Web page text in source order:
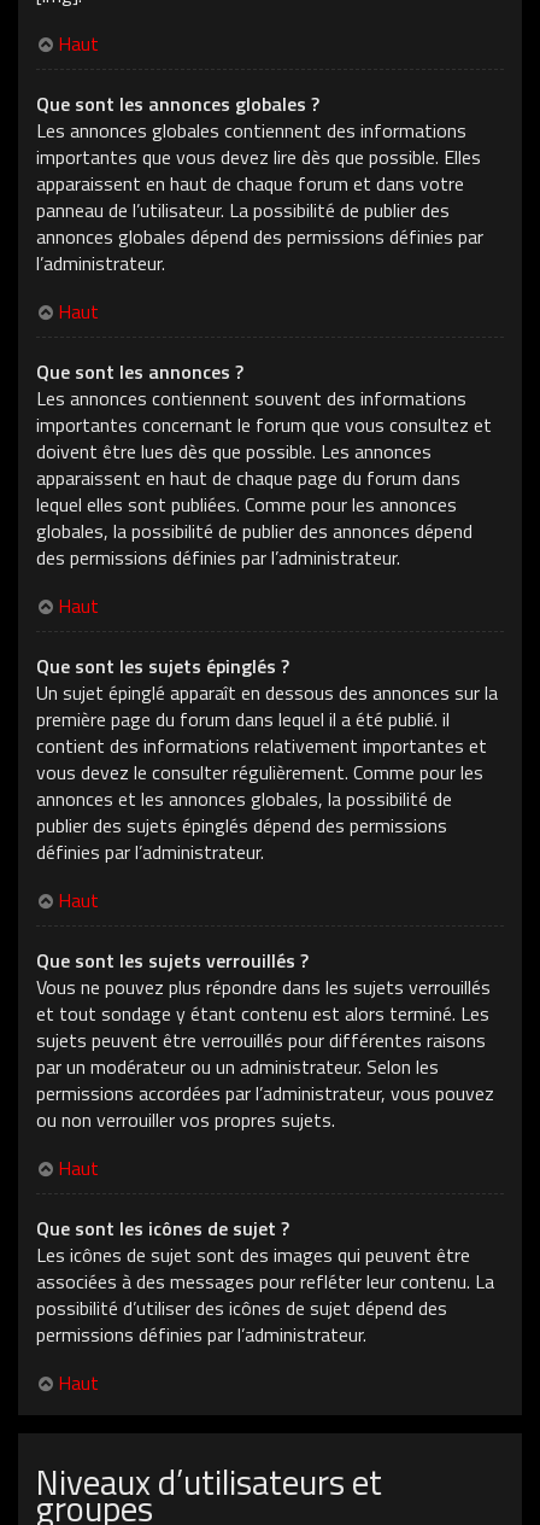
Haut
Que sont les annonces globales ?
Les annonces globales contiennent des informations
importantes que vous devez lire dès que possible. Elles
apparaissent en haut de chaque forum et dans votre
panneau de l’utilisateur. La possibilité de publier des
annonces globales dépend des permissions définies par
l’administrateur.
Haut
Que sont les annonces ?
Les annonces contiennent souvent des informations
importantes concernant le forum que vous consultez et
doivent être lues dès que possible. Les annonces
apparaissent en haut de chaque page du forum dans
lequel elles sont publiées. Comme pour les annonces
globales, la possibilité de publier des annonces dépend
des permissions définies par l’administrateur.
Haut
Que sont les sujets épinglés ?
Un sujet épinglé apparaît en dessous des annonces sur la
première page du forum dans lequel il a été publié. il
contient des informations relativement importantes et
vous devez le consulter régulièrement. Comme pour les
annonces et les annonces globales, la possibilité de
publier des sujets épinglés dépend des permissions
définies par l’administrateur.
Haut
Que sont les sujets verrouillés ?
Vous ne pouvez plus répondre dans les sujets verrouillés
et tout sondage y étant contenu est alors terminé. Les
sujets peuvent être verrouillés pour différentes raisons
par un modérateur ou un administrateur. Selon les
permissions accordées par l’administrateur, vous pouvez
ou non verrouiller vos propres sujets.
Haut
Que sont les icônes de sujet ?
Les icônes de sujet sont des images qui peuvent être
associées à des messages pour refléter leur contenu. La
possibilité d’utiliser des icônes de sujet dépend des
permissions définies par l’administrateur.
Haut
Niveaux d’utilisateurs et
groupes